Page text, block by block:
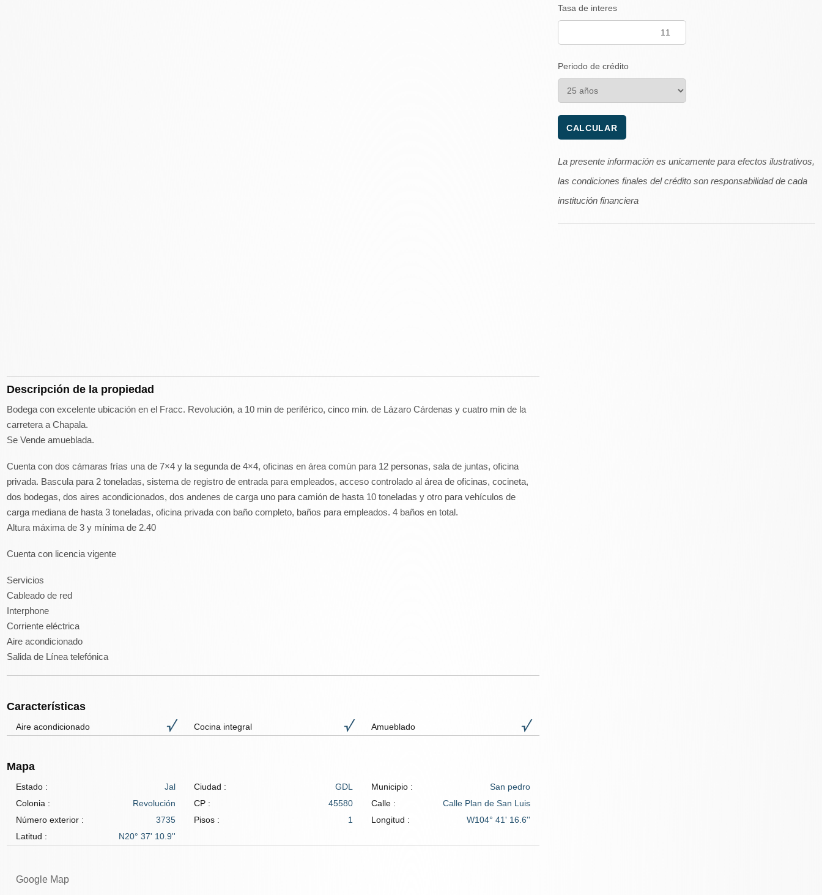
Descripción de la propiedad
Bodega con excelente ubicación en el Fracc. Revolución, a 10 min de periférico, cinco min. de Lázaro Cárdenas y cuatro min de la
carretera a Chapala.
Se Vende amueblada.
Cuenta con dos cámaras frías una de 7×4 y la segunda de 4×4, oficinas en área común para 12 personas, sala de juntas, oficina
privada. Bascula para 2 toneladas, sistema de registro de entrada para empleados, acceso controlado al área de oficinas, cocineta,
dos bodegas, dos aires acondicionados, dos andenes de carga uno para camión de hasta 10 toneladas y otro para vehículos de
carga mediana de hasta 3 toneladas, oficina privada con baño completo, baños para empleados. 4 baños en total.
Altura máxima de 3 y mínima de 2.40
Cuenta con licencia vigente
Servicios
Cableado de red
Interphone
Corriente eléctrica
Aire acondicionado
Salida de Línea telefónica
Características
Aire acondicionado Cocina integral Amueblado
Mapa
Estado : Jal Ciudad : GDL Municipio :
San pedro
Colonia :
Revolución CP : 45580 Calle :
Calle Plan de San Luis
Número exterior :
3735 Pisos : 1 Longitud :
W104° 41' 16.6''
Latitud :
N20° 37' 10.9''
Google Map
Tasa de interes
Periodo de crédito
La presente información es unicamente para efectos ilustrativos,
las condiciones finales del crédito son responsabilidad de cada
institución financiera